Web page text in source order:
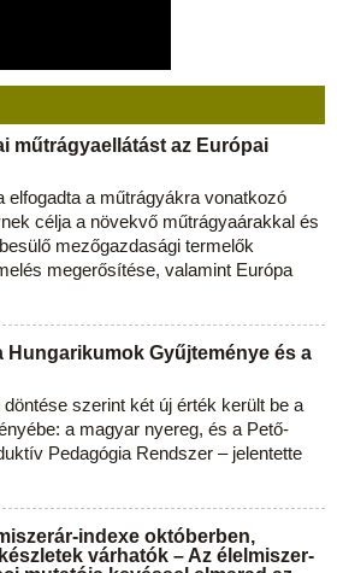
műtrágyaellátást az Európai
elfogadta a műtrágyákra vonatkozó
célja a növekvő műtrágyaárakkal és
mezőgazdasági termelők
megerősítése, valamint Európa
Hungarikumok Gyűjteménye és a
szerint két új érték került be a
a magyar nyereg, és a Pető-
Pedagógia Rendszer – jelentette
indexe októberben,
várhatók – Az élelmiszer-